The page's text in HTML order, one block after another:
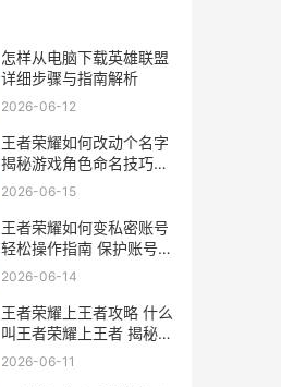
怎样从电脑下载英雄联盟
详细步骤与指南解析
2026-06-12
王者荣耀如何改动个名字
揭秘游戏角色命名技巧与
策略
2026-06-15
王者荣耀如何变私密账号
轻松操作指南 保护账号安
全秘籍
2026-06-14
王者荣耀上王者攻略 什么
叫王者荣耀上王者 揭秘成
为高手的秘诀
2026-06-11